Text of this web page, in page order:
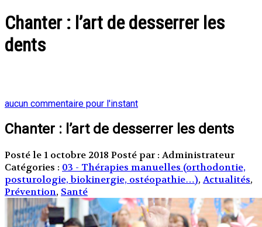
Chanter : l’art de desserrer les
dents
aucun commentaire pour l'instant
Chanter : l’art de desserrer les dents
Posté le 1 octobre 2018 Posté par : Administrateur
Catégories : 03 - Thérapies manuelles (orthodontie,
posturologie, biokinergie, ostéopathie…),Actualités,
Prévention, Santé